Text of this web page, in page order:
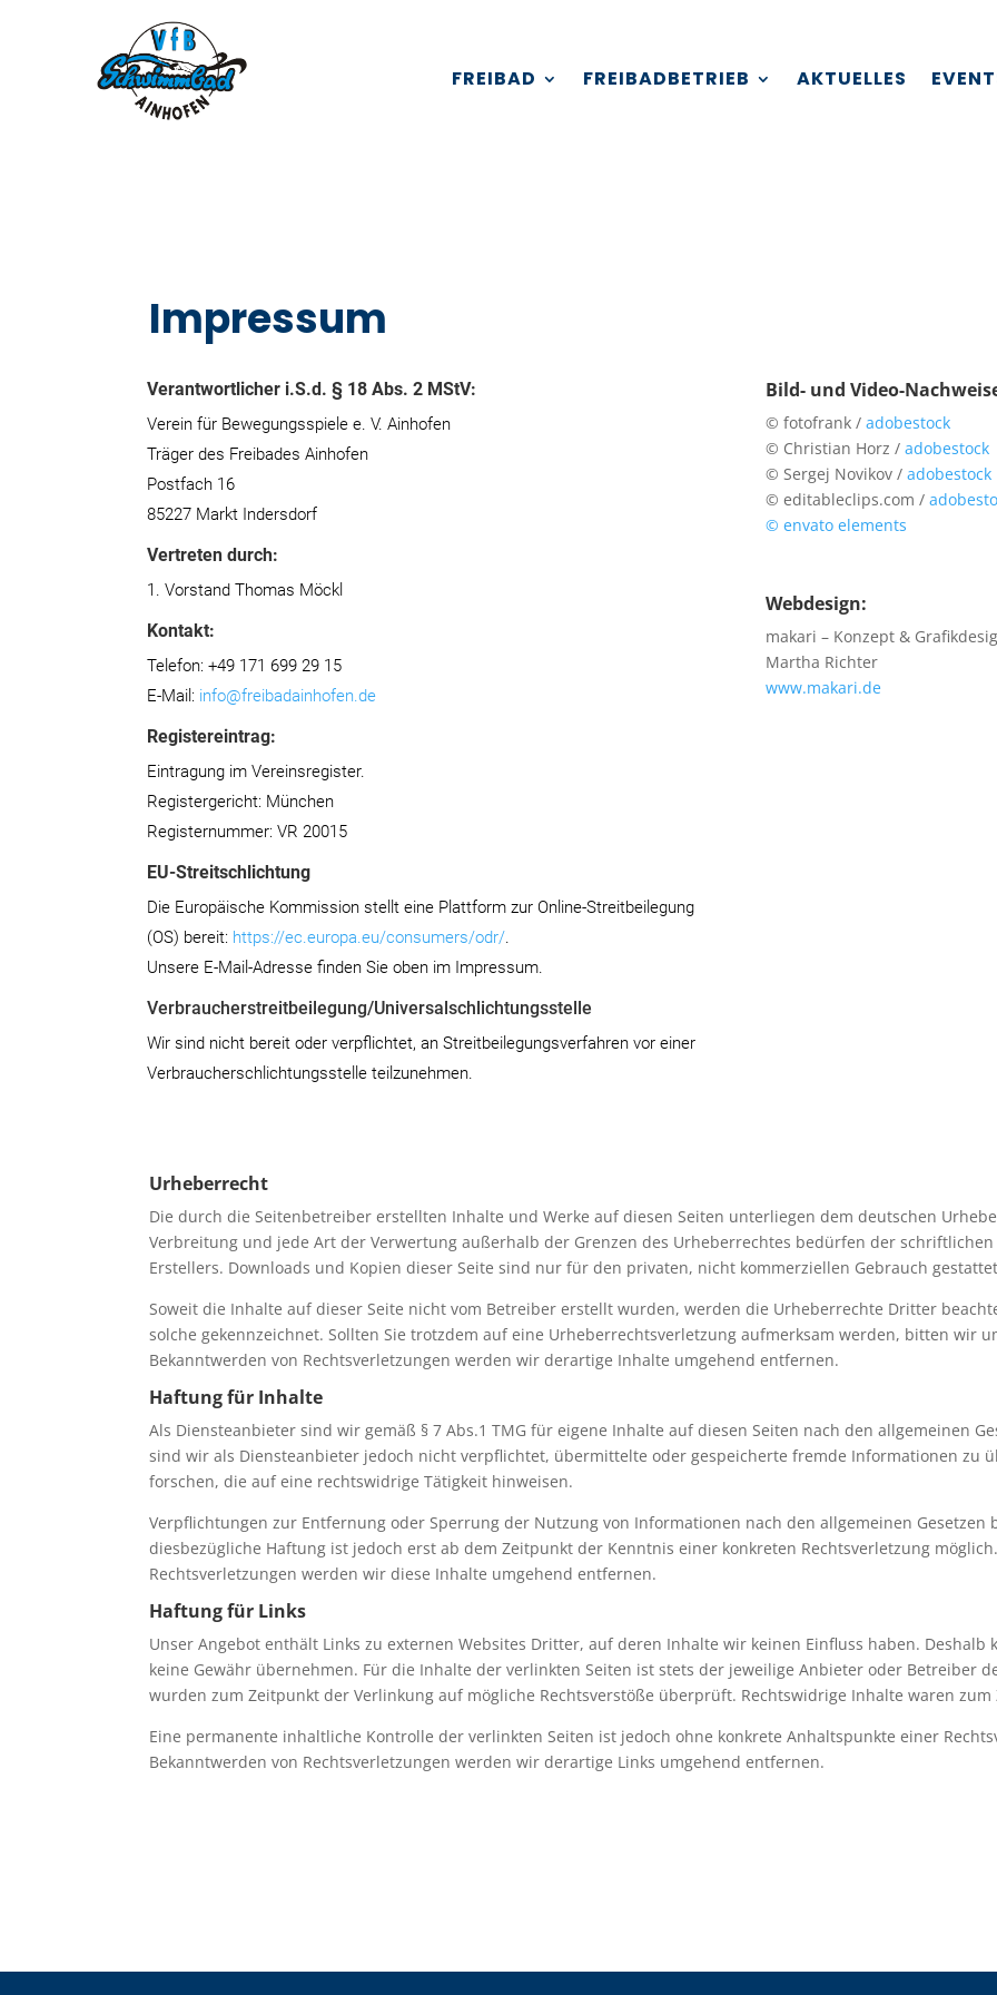
FREIBAD FREIBADBETRIEB AKTUELLES
Impressum
Verantwortlicher i.S.d. § 18 Abs. 2 MStV:
Verein für Bewegungsspiele e. V. Ainhofen
Träger des Freibades Ainhofen
Postfach 16
85227 Markt Indersdorf
Vertreten durch:
1. Vorstand Thomas Möckl
Kontakt:
Telefon: +49 171 699 29 15
E-Mail: info@freibadainhofen.de
Registereintrag:
Eintragung im Vereinsregister.
Registergericht: München
Registernummer: VR 20015
EU-Streitschlichtung
Die Europäische Kommission stellt eine Plattform zur Online-Streitbeilegung
(OS) bereit: https://ec.europa.eu/consumers/odr/.
Unsere E-Mail-Adresse finden Sie oben im Impressum.
Verbraucher­streit­beilegung/Universal­schlichtungs­stelle
Wir sind nicht bereit oder verpflichtet, an Streitbeilegungsverfahren vor einer
Verbraucherschlichtungsstelle teilzunehmen.
Bild- und Video-
© fotofrank /adobestock
© Christian Horz /adobestock
© Sergej Novikov /adobestock
© editableclips.com /
© envato elements
Webdesign:
makari – Konzept &
Martha Richter
www.makari.de
Urheberrecht
Die durch die Seitenbetreiber erstellten Inhalte und Werke auf diesen Seiten unterliegen dem deutschen
Verbreitung und jede Art der Verwertung außerhalb der Grenzen des Urheberrechtes bedürfen der
Erstellers. Downloads und Kopien dieser Seite sind nur für den privaten, nicht kommerziellen Gebrauch
Soweit die Inhalte auf dieser Seite nicht vom Betreiber erstellt wurden, werden die Urheberrechte Dritter
solche gekennzeichnet. Sollten Sie trotzdem auf eine Urheberrechtsverletzung aufmerksam werden, bitten wir
Bekanntwerden von Rechtsverletzungen werden wir derartige Inhalte umgehend entfernen.
Haftung für Inhalte
Als Diensteanbieter sind wir gemäß § 7 Abs.1 TMG für eigene Inhalte auf diesen Seiten nach den allgemeinen
sind wir als Diensteanbieter jedoch nicht verpflichtet, übermittelte oder gespeicherte fremde Informationen zu
forschen, die auf eine rechtswidrige Tätigkeit hinweisen.
Verpflichtungen zur Entfernung oder Sperrung der Nutzung von Informationen nach den allgemeinen
diesbezügliche Haftung ist jedoch erst ab dem Zeitpunkt der Kenntnis einer konkreten Rechtsverletzung
Rechtsverletzungen werden wir diese Inhalte umgehend entfernen.
Haftung für Links
Unser Angebot enthält Links zu externen Websites Dritter, auf deren Inhalte wir keinen Einfluss haben.
keine Gewähr übernehmen. Für die Inhalte der verlinkten Seiten ist stets der jeweilige Anbieter oder Betreiber
wurden zum Zeitpunkt der Verlinkung auf mögliche Rechtsverstöße überprüft. Rechtswidrige Inhalte waren
Eine permanente inhaltliche Kontrolle der verlinkten Seiten ist jedoch ohne konkrete Anhaltspunkte einer
Bekanntwerden von Rechtsverletzungen werden wir derartige Links umgehend entfernen.